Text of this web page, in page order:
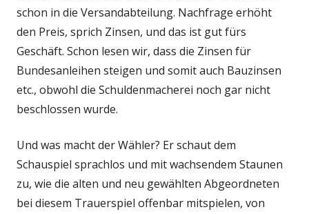
schon in die Versandabteilung. Nachfrage erhöht
den Preis, sprich Zinsen, und das ist gut fürs
Geschäft. Schon lesen wir, dass die Zinsen für
Bundesanleihen steigen und somit auch Bauzinsen
etc., obwohl die Schuldenmacherei noch gar nicht
beschlossen wurde.
Und was macht der Wähler? Er schaut dem
Schauspiel sprachlos und mit wachsendem Staunen
zu, wie die alten und neu gewählten Abgeordneten
bei diesem Trauerspiel offenbar mitspielen, von